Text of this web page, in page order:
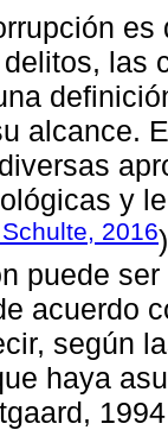
las
alcance.
y
2016
puede
acuerdo
según
haya